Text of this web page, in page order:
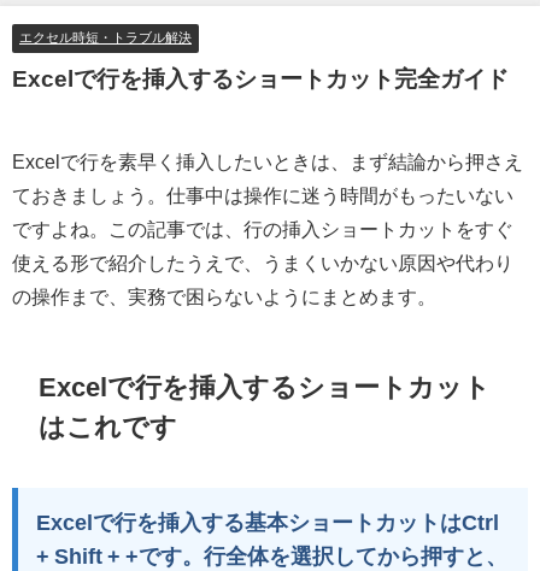
エクセル時短・トラブル解決
Excelで行を挿入するショートカット完全ガイド
Excelで行を素早く挿入したいときは、まず結論から押さえ
ておきましょう。仕事中は操作に迷う時間がもったいない
ですよね。この記事では、行の挿入ショートカットをすぐ
使える形で紹介したうえで、うまくいかない原因や代わり
の操作まで、実務で困らないようにまとめます。
Excelで行を挿入するショートカット
はこれです
Excelで行を挿入する基本ショートカットはCtrl
+ Shift + +です。行全体を選択してから押すと、